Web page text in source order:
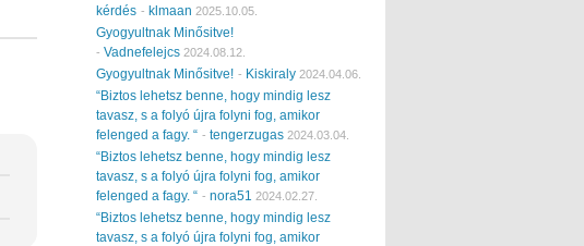
kérdés - klmaan 2025.10.05.
Gyogyultnak Minősitve!
- Vadnefelejcs 2024.08.12.
Gyogyultnak Minősitve! - Kiskiraly 2024.04.06.
“Biztos lehetsz benne, hogy mindig lesz
tavasz, s a folyó újra folyni fog, amikor
felenged a fagy. “ - tengerzugas 2024.03.04.
“Biztos lehetsz benne, hogy mindig lesz
tavasz, s a folyó újra folyni fog, amikor
felenged a fagy. “ - nora51 2024.02.27.
“Biztos lehetsz benne, hogy mindig lesz
tavasz, s a folyó újra folyni fog, amikor